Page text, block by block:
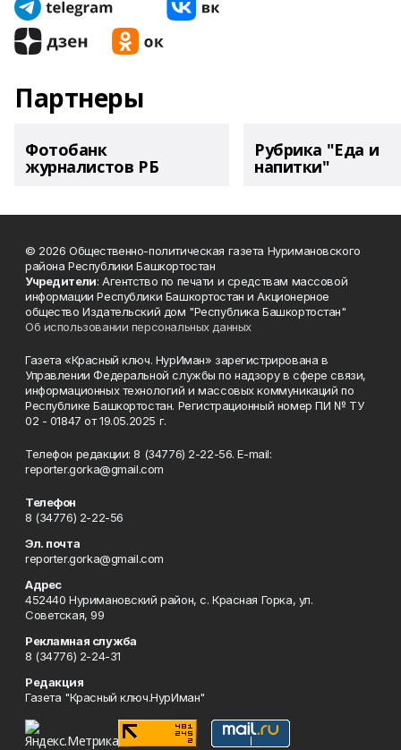
Партнеры
Фотобанк
журналистов РБ
Рубрика "Еда и
напитки"
© 2026 Общественно-политическая газета Нуримановского
района Республики Башкортостан
Учредители: Агентство по печати и средствам массовой
информации Республики Башкортостан и Акционерное
общество Издательский дом "Республика Башкортостан"
Об использовании персональных данных
Газета «Красный ключ. НурИман» зарегистрирована в
Управлении Федеральной службы по надзору в сфере связи,
информационных технологий и массовых коммуникаций по
Республике Башкортостан. Регистрационный номер ПИ № ТУ
02 - 01847 от 19.05.2025 г.
Телефон редакции: 8 (34776) 2-22-56. E-mail:
reporter.gorka@gmail.com
Телефон
8 (34776) 2-22-56
Эл. почта
reporter.gorka@gmail.com
Адрес
452440 Нуримановский район, с. Красная Горка, ул.
Советская, 99
Рекламная служба
8 (34776) 2-24-31
Редакция
Газета "Красный ключ.НурИман"